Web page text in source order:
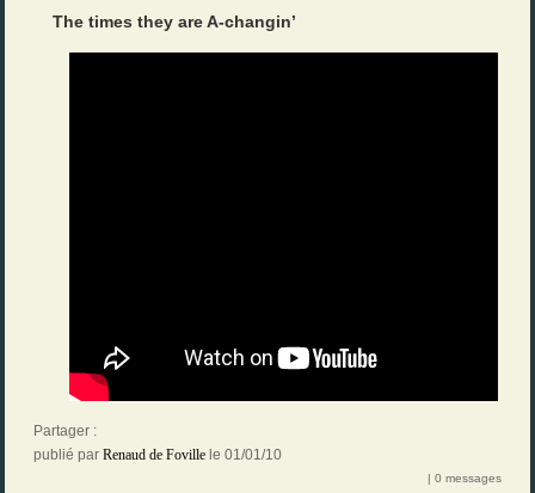
The times they are A-changin’
Partager :
publié par Renaud de Foville le 01/01/10
| 0 messages